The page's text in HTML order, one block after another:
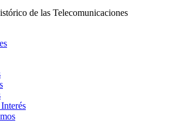
de las Telecomunicaciones